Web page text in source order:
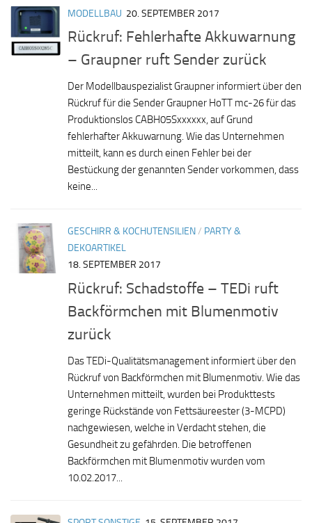
MODELLBAU 20. SEPTEMBER 2017
Rückruf: Fehlerhafte Akkuwarnung
– Graupner ruft Sender zurück
Der Modellbauspezialist Graupner informiert über den
Rückruf für die Sender Graupner HoTT mc-26 für das
Produktionslos CABH05Sxxxxxx, auf Grund
fehlerhafter Akkuwarnung. Wie das Unternehmen
mitteilt, kann es durch einen Fehler bei der
Bestückung der genannten Sender vorkommen, dass
keine...
GESCHIRR & KOCHUTENSILIEN/ PARTY &
DEKOARTIKEL
18. SEPTEMBER 2017
Rückruf: Schadstoffe – TEDi ruft
Backförmchen mit Blumenmotiv
zurück
Das TEDi-Qualitätsmanagement informiert über den
Rückruf von Backförmchen mit Blumenmotiv. Wie das
Unternehmen mitteilt, wurden bei Produkttests
geringe Rückstände von Fettsäureester (3-MCPD)
nachgewiesen, welche in Verdacht stehen, die
Gesundheit zu gefährden. Die betroffenen
Backförmchen mit Blumenmotiv wurden vom
10.02.2017...